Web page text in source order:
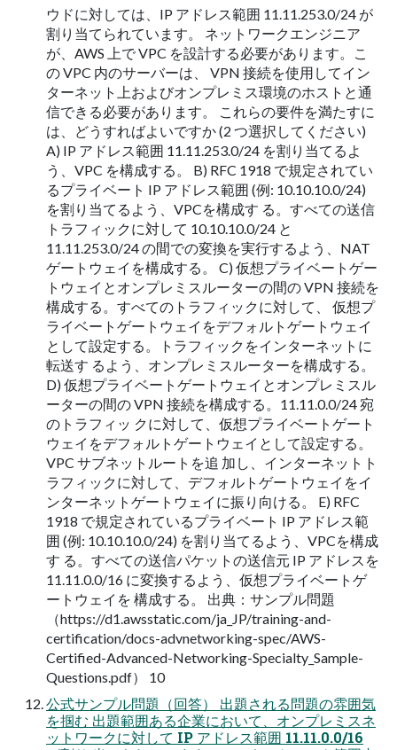
ウドに対しては、IP アドレス範囲 11.11.253.0/24 が
割り当てられています。 ネットワークエンジニア
が、AWS 上で VPC を設計する必要があります。こ
の VPC 内のサーバーは、 VPN 接続を使用してイン
ターネット上およびオンプレミス環境のホストと通
信できる必要があります。 これらの要件を満たすに
は、どうすればよいですか (2 つ選択してください)
A) IP アドレス範囲 11.11.253.0/24 を割り当てるよ
う、VPC を構成する。 B) RFC 1918 で規定されてい
るプライベート IP アドレス範囲 (例: 10.10.10.0/24)
を割り当てるよう、VPCを構成す る。すべての送信
トラフィックに対して 10.10.10.0/24 と
11.11.253.0/24 の間での変換を実行するよう、NAT
ゲートウェイを構成する。 C) 仮想プライベートゲー
トウェイとオンプレミスルーターの間の VPN 接続を
構成する。すべてのトラフィックに対して、 仮想プ
ライベートゲートウェイをデフォルトゲートウェイ
として設定する。トラフィックをインターネットに
転送す るよう、オンプレミスルーターを構成する。
D) 仮想プライベートゲートウェイとオンプレミスル
ーターの間の VPN 接続を構成する。11.11.0.0/24 宛
のトラフィッ クに対して、仮想プライベートゲート
ウェイをデフォルトゲートウェイとして設定する。
VPC サブネットルートを追 加し、インターネットト
ラフィックに対して、デフォルトゲートウェイをイ
ンターネットゲートウェイに振り向ける。 E) RFC
1918 で規定されているプライベート IP アドレス範
囲 (例: 10.10.10.0/24) を割り当てるよう、VPCを構成
す る。すべての送信パケットの送信元 IP アドレスを
11.11.0.0/16 に変換するよう、仮想プライベートゲ
ートウェイを 構成する。 出典：サンプル問題
（https://d1.awsstatic.com/ja_JP/training-and-
certification/docs-advnetworking-spec/AWS-
Certified-Advanced-Networking-Specialty_Sample-
Questions.pdf） 10
公式サンプル問題（回答） 出題される問題の雰囲気
を掴む 出題範囲ある企業において、オンプレミスネ
ットワークに対して IP アドレス範囲 11.11.0.0/16